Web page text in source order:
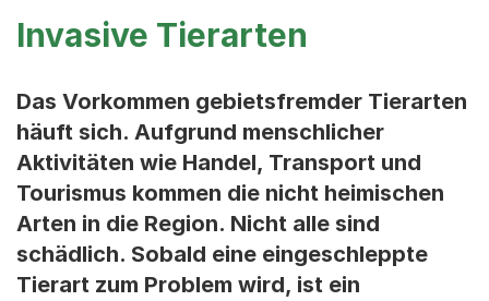
Invasive Tierarten
Das Vorkommen gebietsfremder Tierarten
häuft sich. Aufgrund menschlicher
Aktivitäten wie Handel, Transport und
Tourismus kommen die nicht heimischen
Arten in die Region. Nicht alle sind
schädlich. Sobald eine eingeschleppte
Tierart zum Problem wird, ist ein